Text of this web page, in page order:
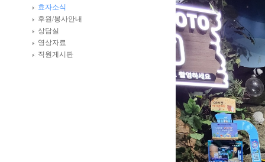
효자소식
후원/봉사안내
상담실
영상자료
직원게시판